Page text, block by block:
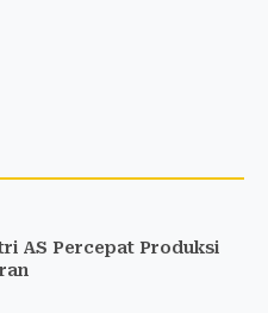
AS Percepat Produksi